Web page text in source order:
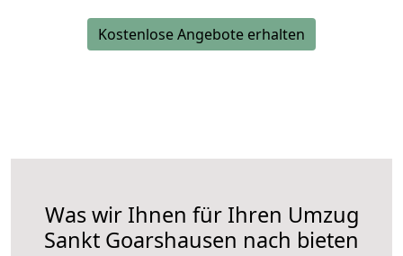
Kostenlose Angebote erhalten
Was wir Ihnen für Ihren Umzug
Sankt Goarshausen nach bieten